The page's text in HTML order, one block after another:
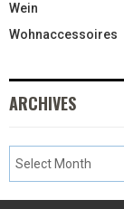
Wein
Wohnaccessoires
ARCHIVES